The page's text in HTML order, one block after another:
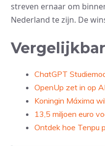
streven ernaar om
Nederland te zijn. De
ChatGPT
OpenUp zet in op
Koningin Máxima
13,5 miljoen euro
Ontdek hoe Tenpu